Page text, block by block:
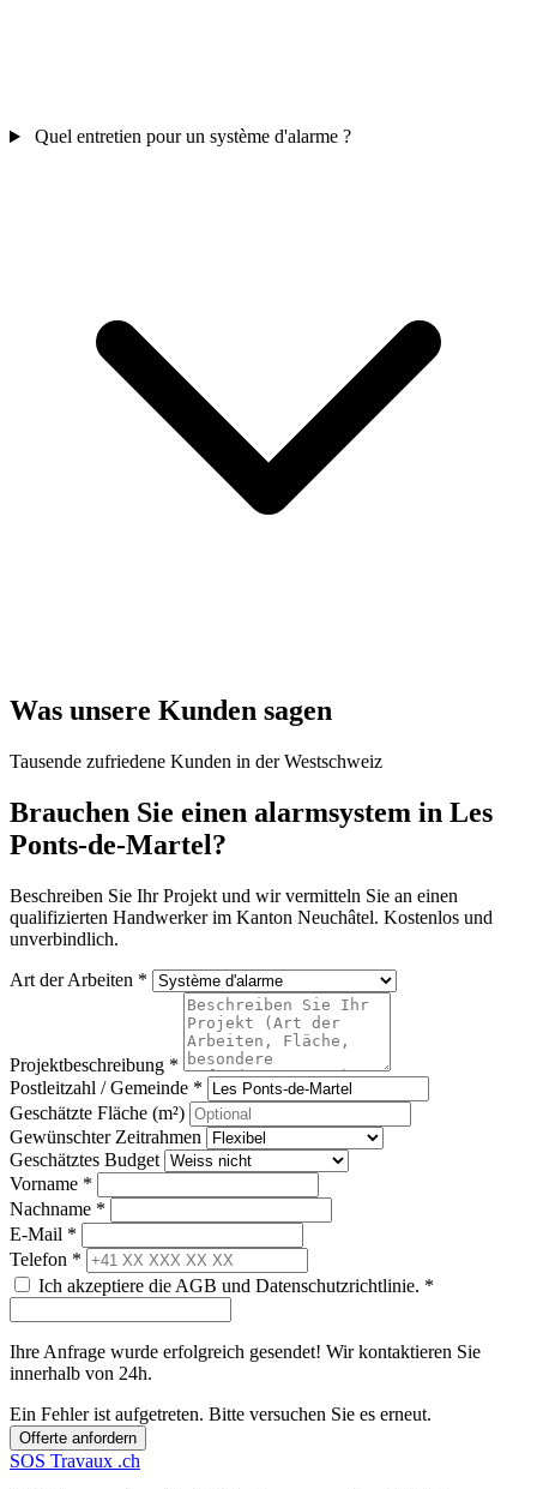
Quel entretien pour un système d'alarme ?
Was unsere Kunden sagen
Tausende zufriedene Kunden in der Westschweiz
Brauchen Sie einen alarmsystem in Les
Ponts-de-Martel?
Beschreiben Sie Ihr Projekt und wir vermitteln Sie an einen
qualifizierten Handwerker im Kanton Neuchâtel. Kostenlos und
unverbindlich.
Art der Arbeiten *
Projektbeschreibung *
Postleitzahl / Gemeinde *
Geschätzte Fläche (m²)
Gewünschter Zeitrahmen
Geschätztes Budget
Vorname *
Nachname *
E-Mail *
Telefon *
Ich akzeptiere die AGB und Datenschutzrichtlinie. *
Ihre Anfrage wurde erfolgreich gesendet! Wir kontaktieren Sie
innerhalb von 24h.
Ein Fehler ist aufgetreten. Bitte versuchen Sie es erneut.
Offerte anfordern
SOS Travaux .ch